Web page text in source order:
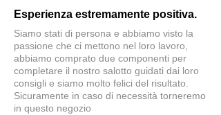
Esperienza estremamente positiva.
Siamo stati di persona e abbiamo visto la
passione che ci mettono nel loro lavoro,
abbiamo comprato due componenti per
completare il nostro salotto guidati dai loro
consigli e siamo molto felici del risultato.
Sicuramente in caso di necessità torneremo
in questo negozio